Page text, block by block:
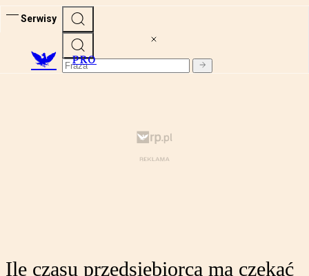
Serwisy
PRO
Ile czasu przedsiębiorca ma czekać